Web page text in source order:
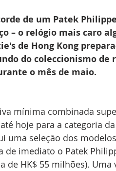
de um Patek
– o relógio mais caro
de Hong Kong
do coleccionismo de
o mês de maio.
mínima combinada
hoje para a categoria
uma seleção dos
de imediato o Patek
de HK$ 55 milhões).